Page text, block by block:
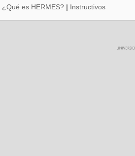
¿Qué es HERMES? | Instructivos